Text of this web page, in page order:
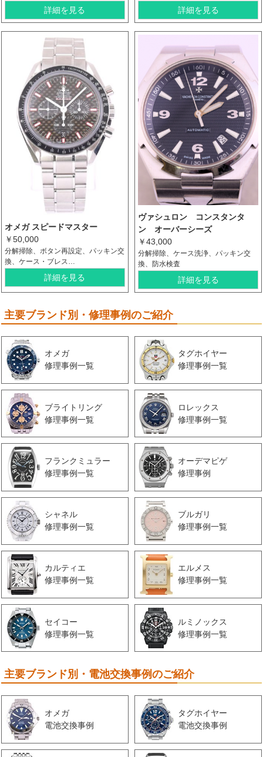
詳細を見る 詳細を見る
オメガ スピードマスター
￥50,000
分解掃除、ボタン再設定、パッキン交
換、ケース・ブレス…
詳細を見る
ヴァシュロン コンスタンタ
ン オーバーシーズ
￥43,000
分解掃除、ケース洗浄、パッキン交
換、防水検査
詳細を見る
主要ブランド別・修理事例のご紹介
オメガ
修理事例一覧
タグホイヤー
修理事例一覧
ブライトリング
修理事例一覧
ロレックス
修理事例一覧
フランクミュラー
修理事例一覧
オーデマピゲ
修理事例
シャネル
修理事例一覧
ブルガリ
修理事例一覧
カルティエ
修理事例一覧
エルメス
修理事例一覧
セイコー
修理事例一覧
ルミノックス
修理事例一覧
主要ブランド別・電池交換事例のご紹介
オメガ
電池交換事例
タグホイヤー
電池交換事例